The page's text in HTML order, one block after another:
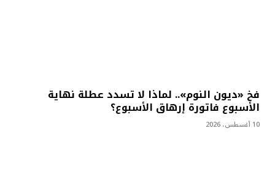
فخ «ديون النوم».. لماذا لا تسدد عطلة نهاية
الأسبوع فاتورة إرهاق الأسبوع؟
10 أغسطس، 2026